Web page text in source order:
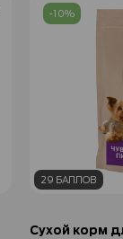
-10%
29 БАЛЛОВ
Сухой корм